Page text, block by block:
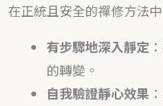
在正統且安全的禪修方法
有步驟地深入靜定
的轉變。
自我驗證靜心效果